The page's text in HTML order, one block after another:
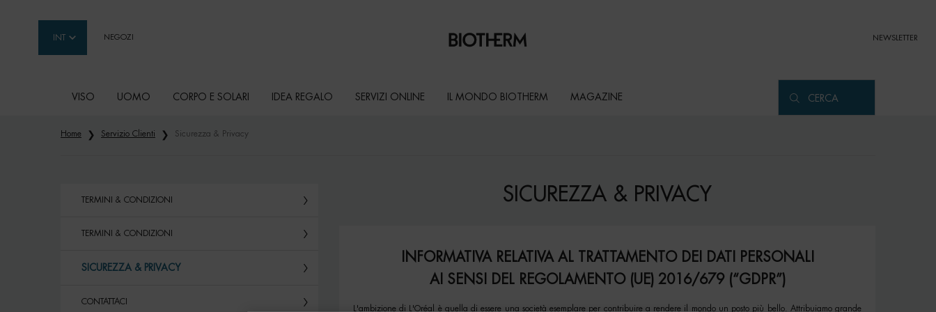
INT NEGOZI NEWSLETTER
VISO UOMO CORPO E SOLARI IDEA REGALO SERVIZI ONLINE IL MONDO BIOTHERM MAGAZINE CERCA
Home
Servizio Clienti Sicurezza & Privacy
TERMINI & CONDIZIONI
TERMINI & CONDIZIONI
SICUREZZA & PRIVACY
CONTATTACI
SICUREZZA & PRIVACY
INFORMATIVA RELATIVA AL TRATTAMENTO DEI DATI PERSONALI
AI SENSI DEL REGOLAMENTO (UE) 2016/679 (“GDPR”)
L'ambizione di L'Oréal è quella di essere una società esemplare per contribuire a rendere il mondo un posto più bello. Attribuiamo grande